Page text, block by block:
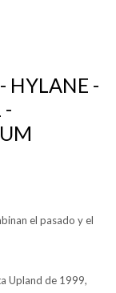
HYLANE -
-
el pasado y el
Upland de 1999,